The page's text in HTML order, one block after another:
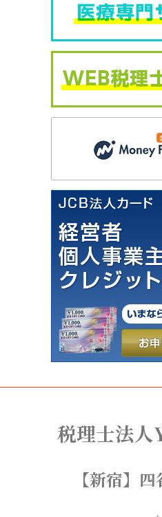
税理士法人
【新宿】